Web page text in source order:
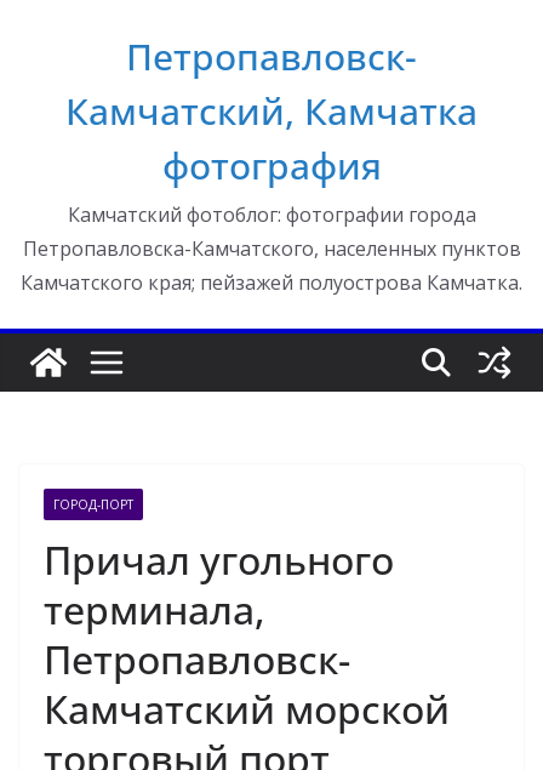
Петропавловск-
Камчатский, Камчатка
фотография
Камчатский фотоблог: фотографии города
Петропавловска-Камчатского, населенных пунктов
Камчатского края; пейзажей полуострова Камчатка.
ГОРОД-ПОРТ
Причал угольного
терминала,
Петропавловск-
Камчатский морской
торговый порт